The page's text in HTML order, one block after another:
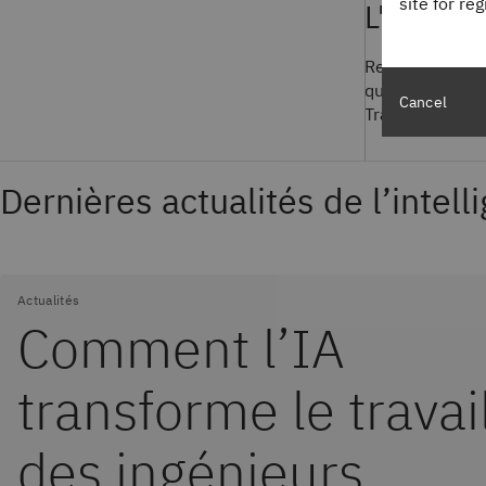
L'IA en
Revivez le
quantique, et
Transformez
Dernières actualités de
Actualités
Comment l’IA
transforme le
des ingénieurs
Cancel